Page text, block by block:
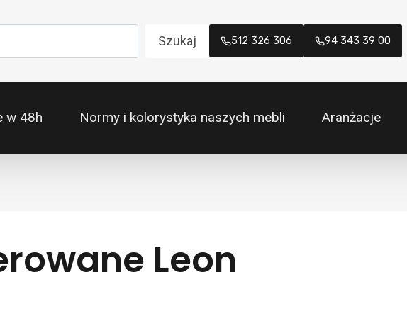
Szukaj 512 326 306 94 343 39 00
w 48h Normy i kolorystyka naszych mebli Aranżacje
Leon